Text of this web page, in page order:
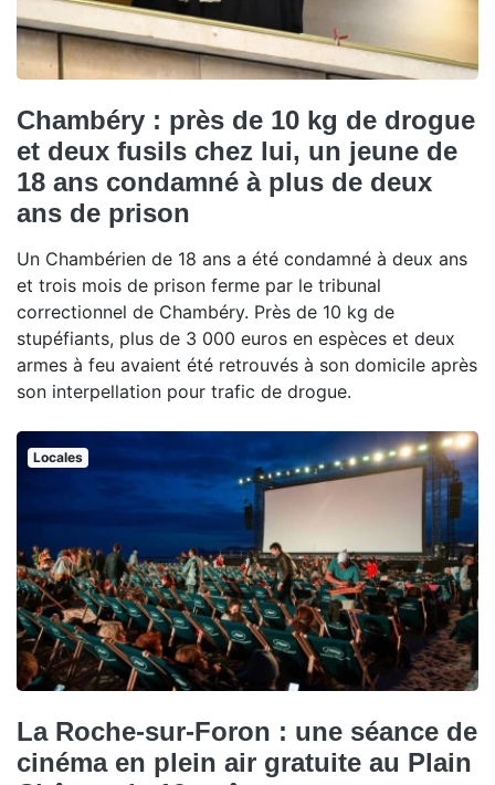
Chambéry : près de 10 kg de drogue
et deux fusils chez lui, un jeune de
18 ans condamné à plus de deux
ans de prison
Un Chambérien de 18 ans a été condamné à deux ans
et trois mois de prison ferme par le tribunal
correctionnel de Chambéry. Près de 10 kg de
stupéfiants, plus de 3 000 euros en espèces et deux
armes à feu avaient été retrouvés à son domicile après
son interpellation pour trafic de drogue.
Locales
La Roche-sur-Foron : une séance de
cinéma en plein air gratuite au Plain